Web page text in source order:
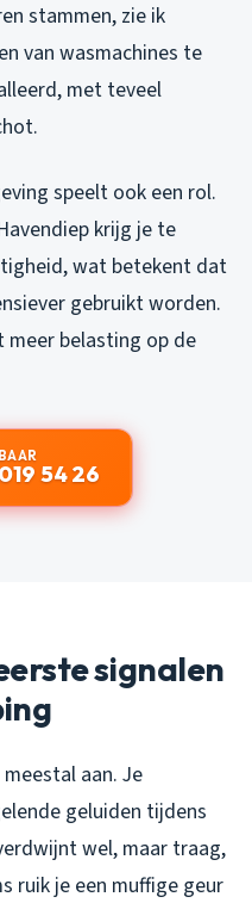
stammen, zie ik
van wasmachines te
met teveel
speelt ook een rol.
krijg je te
wat betekent dat
gebruikt worden.
belasting op de
54 26
signalen
aan. Je
geluiden tijdens
wel, maar traag,
ruik je een muffige geur